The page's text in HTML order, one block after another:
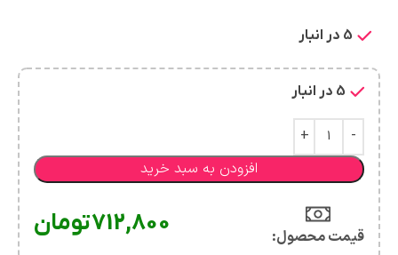
5 در انبار
5 در انبار
افزودن به سبد خرید
قیمت محصول:​ 712,800تومان